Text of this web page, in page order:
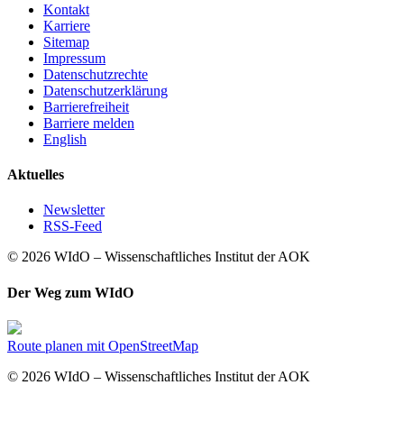
Kontakt
Karriere
Sitemap
Impressum
Datenschutzrechte
Datenschutzerklärung
Barrierefreiheit
Barriere melden
English
Aktuelles
Newsletter
RSS-Feed
© 2026 WIdO – Wissenschaftliches Institut der AOK
Der Weg zum WIdO
Route planen mit OpenStreetMap
© 2026 WIdO – Wissenschaftliches Institut der AOK